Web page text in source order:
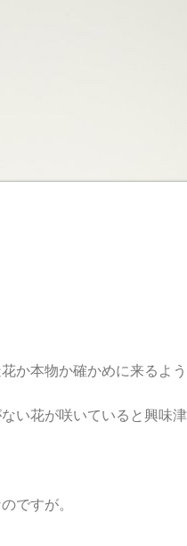
か本物か確かめに来るよう
い花が咲いていると興味津
ですが。